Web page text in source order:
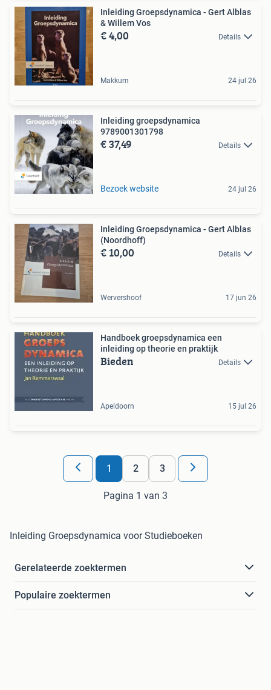
Inleiding Groepsdynamica - Gert Alblas
& Willem Vos
€ 4,00 Details
Makkum 24 jul 26
Inleiding groepsdynamica
9789001301798
€ 37,49 Details
Bezoek website 24 jul 26
Inleiding Groepsdynamica - Gert Alblas
(Noordhoff)
€ 10,00 Details
Wervershoof 17 jun 26
Handboek groepsdynamica een
inleiding op theorie en praktijk
Bieden Details
Apeldoorn 15 jul 26
1 2 3
Pagina 1 van 3
Inleiding Groepsdynamica voor Studieboeken
Gerelateerde zoektermen
Populaire zoektermen